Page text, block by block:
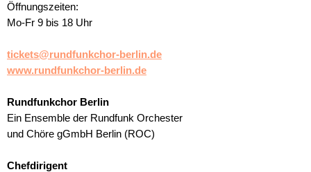
Öffnungszeiten:
Mo-Fr 9 bis 18 Uhr
tickets@rundfunkchor-berlin.de
www.rundfunkchor-berlin.de
Rundfunkchor Berlin
Ein Ensemble der Rundfunk Orchester
und Chöre gGmbH Berlin (ROC)
Chefdirigent